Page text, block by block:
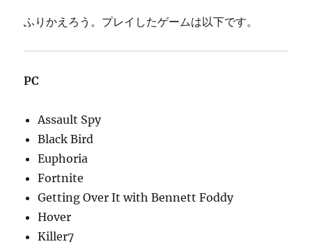
系
ス
と
ュ
ふりかえろう。プレイしたゲームは以下です。
PC
Assault Spy
Black Bird
Euphoria
Fortnite
Getting Over It with Bennett Foddy
Hover
Killer7